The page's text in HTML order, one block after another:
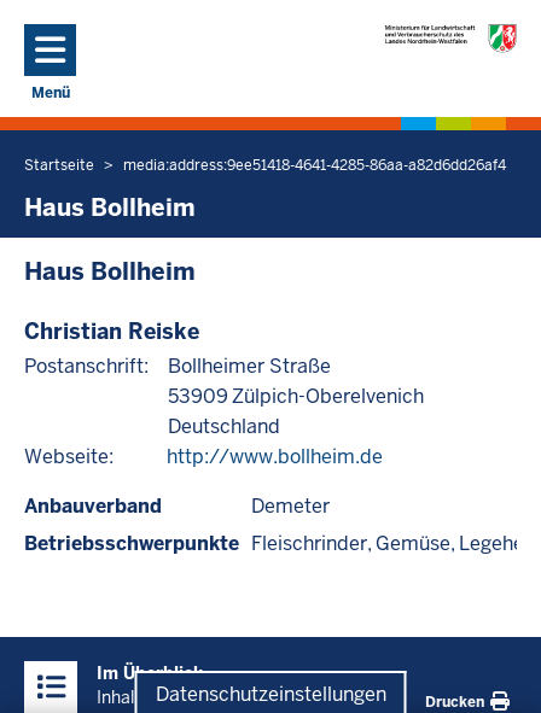
Datenschutzeinstellungen
Menü
Navigation aktivieren/deaktivieren: Hauptmenü
Sie
befinden
hier
Startseite media:address:9ee51418-4641-4285-86aa-a82d6dd26af4
Haus Bollheim
Haus Bollheim
Christian Reiske
Postanschrift:
Bollheimer Straße
53909Zülpich-Oberelvenich
Deutschland
Webseite:
http://www.bollheim.de
Anbauverband
Demeter
Betriebsschwerpunkte Fleischrinder Gemüse
Inhalte
Im Überblick
Inhalt
Drucken